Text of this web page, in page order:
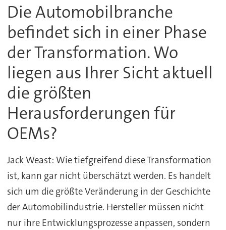
Die Automobilbranche
befindet sich in einer Phase
der Transformation. Wo
liegen aus Ihrer Sicht aktuell
die größten
Herausforderungen für
OEMs?
Jack Weast: Wie tiefgreifend diese Transformation
ist, kann gar nicht überschätzt werden. Es handelt
sich um die größte Veränderung in der Geschichte
der Automobilindustrie. Hersteller müssen nicht
nur ihre Entwicklungsprozesse anpassen, sondern